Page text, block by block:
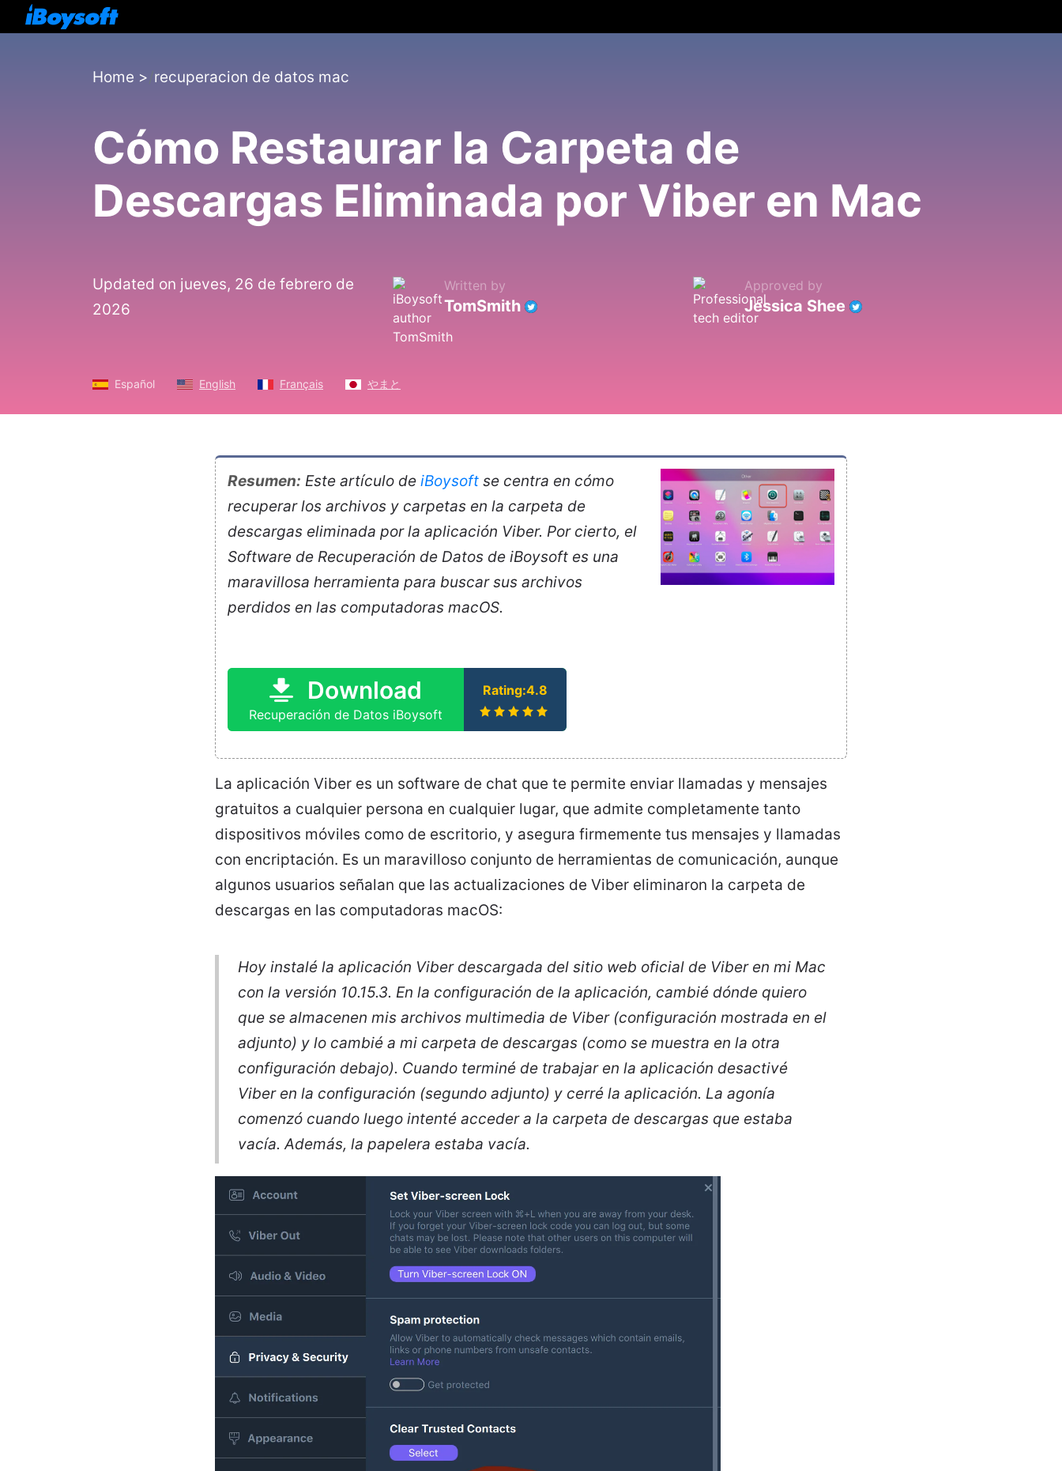
Home > recuperacion de datos mac
Cómo Restaurar la Carpeta de
Descargas Eliminada por Viber en Mac
Updated on jueves, 26 de febrero de
2026
Written by
TomSmith
Approved by
Jessica Shee
Español English Français やまと
Resumen: Este artículo de iBoysoft se centra en cómo
recuperar los archivos y carpetas en la carpeta de
descargas eliminada por la aplicación Viber. Por cierto, el
Software de Recuperación de Datos de iBoysoft es una
maravillosa herramienta para buscar sus archivos
perdidos en las computadoras macOS.
Download
Recuperación de Datos iBoysoft
Rating:4.8
La aplicación Viber es un software de chat que te permite enviar llamadas y mensajes
gratuitos a cualquier persona en cualquier lugar, que admite completamente tanto
dispositivos móviles como de escritorio, y asegura firmemente tus mensajes y llamadas
con encriptación. Es un maravilloso conjunto de herramientas de comunicación, aunque
algunos usuarios señalan que las actualizaciones de Viber eliminaron la carpeta de
descargas en las computadoras macOS:
Hoy instalé la aplicación Viber descargada del sitio web oficial de Viber en mi Mac
con la versión 10.15.3. En la configuración de la aplicación, cambié dónde quiero
que se almacenen mis archivos multimedia de Viber (configuración mostrada en el
adjunto) y lo cambié a mi carpeta de descargas (como se muestra en la otra
configuración debajo). Cuando terminé de trabajar en la aplicación desactivé
Viber en la configuración (segundo adjunto) y cerré la aplicación. La agonía
comenzó cuando luego intenté acceder a la carpeta de descargas que estaba
vacía. Además, la papelera estaba vacía.